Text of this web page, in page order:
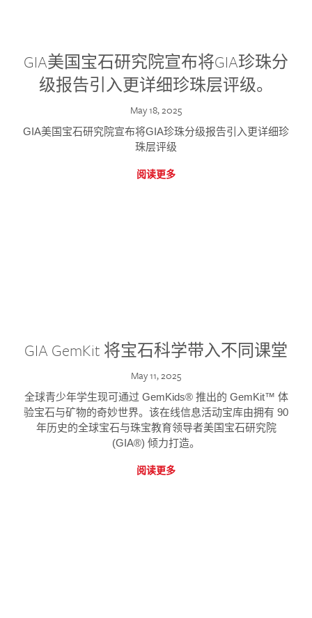
GIA美国宝石研究院宣布将GIA珍珠分
级报告引入更详细珍珠层评级。
May 18, 2025
GIA美国宝石研究院宣布将GIA珍珠分级报告引入更详细珍
珠层评级
阅读更多
GIA GemKit 将宝石科学带入不同课堂
May 11, 2025
全球青少年学生现可通过 GemKids® 推出的 GemKit™ 体
验宝石与矿物的奇妙世界。该在线信息活动宝库由拥有 90
年历史的全球宝石与珠宝教育领导者美国宝石研究院
(GIA®) 倾力打造。
阅读更多